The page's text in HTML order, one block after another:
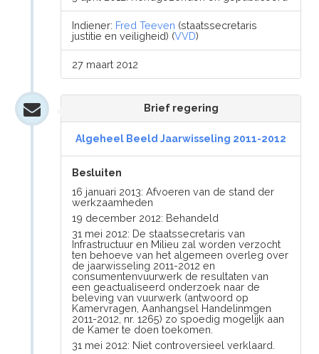
Indiener: Fred Teeven (staatssecretaris
justitie en veiligheid) (VVD)
27 maart 2012
Brief regering
Algeheel Beeld Jaarwisseling 2011-2012
Besluiten
16 januari 2013: Afvoeren van de stand der
werkzaamheden
19 december 2012: Behandeld
31 mei 2012: De staatssecretaris van
Infrastructuur en Milieu zal worden verzocht
ten behoeve van het algemeen overleg over
de jaarwisseling 2011-2012 en
consumentenvuurwerk de resultaten van
een geactualiseerd onderzoek naar de
beleving van vuurwerk (antwoord op
Kamervragen, Aanhangsel Handelinmgen
2011-2012, nr. 1265) zo spoedig mogelijk aan
de Kamer te doen toekomen.
31 mei 2012: Niet controversieel verklaard.